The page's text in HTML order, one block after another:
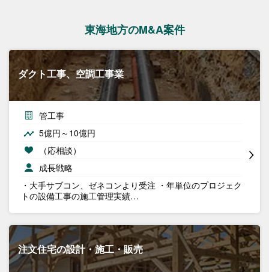
東海地方のM&A案件
ダクト工事、空調工事業
管工事
5億円～10億円
（応相談）
成長戦略
・大手サブコン、ゼネコンより受注 ・年単位のプロジェク
トの設備工事の施工管理実績…
注文住宅の設計・施工・販売